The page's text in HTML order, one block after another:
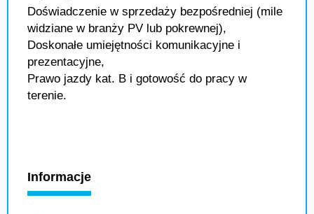
Doświadczenie w sprzedaży bezpośredniej (mile
widziane w branży PV lub pokrewnej),
Doskonałe umiejętności komunikacyjne i
prezentacyjne,
Prawo jazdy kat. B i gotowość do pracy w
terenie.
Informacje